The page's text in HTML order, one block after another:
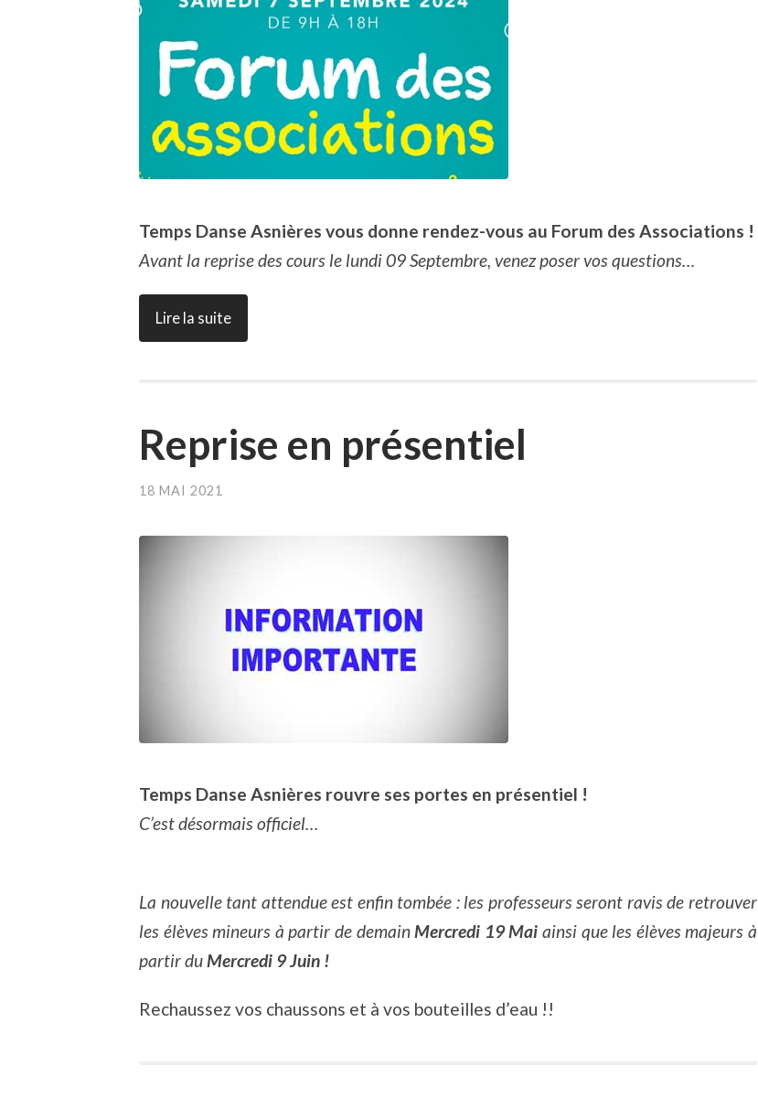
Temps Danse Asnières vous donne rendez-vous au Forum des Associations !
Avant la reprise des cours le lundi 09 Septembre, venez poser vos questions…
Lire la suite
Reprise en présentiel
18 MAI 2021
Temps Danse Asnières rouvre ses portes en présentiel !
C’est désormais officiel…
La nouvelle tant attendue est enfin tombée : les professeurs seront ravis de retrouver
les élèves mineurs à partir de demainMercredi 19 Mai ainsi que les élèves majeurs à
partir duMercredi 9 Juin !
Rechaussez vos chaussons et à vos bouteilles d’eau !!